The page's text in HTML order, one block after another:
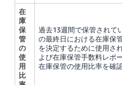
在
庫
保
管
の
使
用
比
過去13週間で保管されて
の最終日における在庫保
を決定するために使用さ
よび在庫保管手数料レポ
在庫保管の使用比率を確